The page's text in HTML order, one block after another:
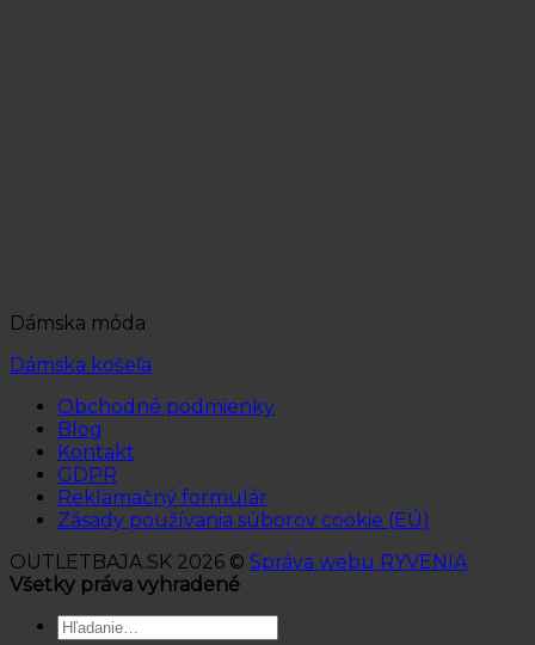
Dámska móda
Dámska košeľa
Obchodné podmienky
Blog
Kontakt
GDPR
Reklamačný formulár
Zásady používania súborov cookie (EÚ)
OUTLETBAJA.SK 2026 © Správa webu RYVENIA
Všetky práva vyhradené
Hľadať: